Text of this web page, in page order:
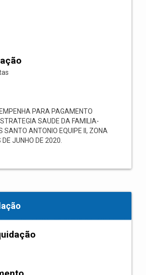
PARA PAGAMENTO
SAUDE DA FAMILIA-
SANTO ANTONIO EQUIPE II, ZONA
DE JUNHO DE 2020.